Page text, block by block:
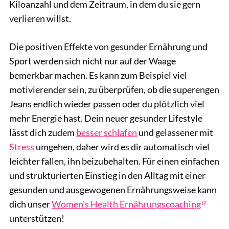
Kiloanzahl und dem Zeitraum, in dem du sie gern
verlieren willst.
Die positiven Effekte von gesunder Ernährung und
Sport werden sich nicht nur auf der Waage
bemerkbar machen. Es kann zum Beispiel viel
motivierender sein, zu überprüfen, ob die superengen
Jeans endlich wieder passen oder du plötzlich viel
mehr Energie hast. Dein neuer gesunder Lifestyle
lässt dich zudem besser schlafen und gelassener mit
Stress umgehen, daher wird es dir automatisch viel
leichter fallen, ihn beizubehalten. Für einen einfachen
und strukturierten Einstieg in den Alltag mit einer
gesunden und ausgewogenen Ernährungsweise kann
dich unserWomen's Health Ernährungscoaching
unterstützen!